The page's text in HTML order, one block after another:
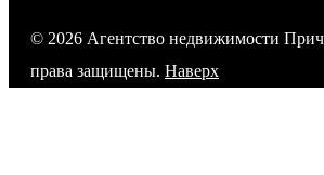
© 2026 Агентство недвижимости
права защищены. Наверх